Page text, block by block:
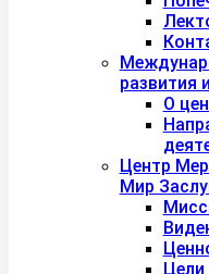
развития
О
Центр
Мир
Цели